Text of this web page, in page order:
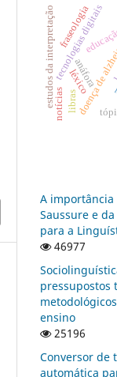
tecnologias digitais
estudos da interpretação doença
anáfora
fraseologia
léxico
libras
notícias
A
Saussure e
para a
46977
pressupostos
ensino
25196
Conversor de
automática